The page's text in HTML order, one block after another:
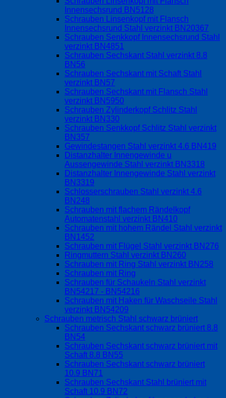
Innensechsrund BN5128
Schrauben Linsenkopf mit Flansch
Innensechsrund Stahl verzinkt BN20367
Schrauben Senkkopf Innensechsrund Stahl
verzinkt BN4851
Schrauben Sechskant Stahl verzinkt 8.8
BN56
Schrauben Sechskant mit Schaft Stahl
verzinkt BN57
Schrauben Sechskant mit Flansch Stahl
verzinkt BN5950
Schrauben Zylinderkopf Schlitz Stahl
verzinkt BN330
Schrauben Senkkopf Schlitz Stahl verzinkt
BN357
Gewindestangen Stahl verzinkt 4.6 BN419
Distanzhalter Innengewinde u
Aussengewinde Stahl verzinkt BN3318
Distanzhalter Innengewinde Stahl verzinkt
BN3319
Schlosserschrauben Stahl verzinkt 4.6
BN248
Schrauben mit flachem Rändelkopf
Automatenstahl verzinkt BN410
Schrauben mit hohem Rändel Stahl verzinkt
BN1452
Schrauben mit Flügel Stahl verzinkt BN276
Ringmuttern Stahl verzinkt BN260
Schrauben mit Ring Stahl verzinkt BN258
Schrauben mit Ring
Schrauben für Schaukeln Stahl verzinkt
BN54217 - BN54216
Schrauben mit Haken für Waschseile Stahl
verzinkt BN54209
Schrauben metrisch Stahl schwarz brüniert
Schrauben Sechskant schwarz brüniert 8.8
BN54
Schrauben Sechskant schwarz brüniert mit
Schaft 8.8 BN55
Schrauben Sechskant schwarz brüniert
10.9 BN71
Schrauben Sechskant Stahl brüniert mit
Schaft 10.9 BN72